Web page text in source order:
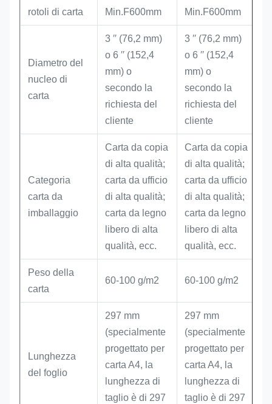
rotoli di carta
Min.F600mm
Min.F600mm
Diametro del
nucleo di
carta
3 ′′ (76,2 mm)
o 6 ′′ (152,4
mm) o
secondo la
richiesta del
cliente
3 ′′ (76,2 mm)
o 6 ′′ (152,4
mm) o
secondo la
richiesta del
cliente
Categoria
carta da
imballaggio
Carta da copia
di alta qualità;
carta da ufficio
di alta qualità;
carta da legno
libero di alta
qualità, ecc.
Carta da copia
di alta qualità;
carta da ufficio
di alta qualità;
carta da legno
libero di alta
qualità, ecc.
Peso della
carta
60-100 g/m2 60-100 g/m2
Lunghezza
del foglio
297 mm
(specialmente
progettato per
carta A4, la
lunghezza di
taglio è di 297
297 mm
(specialmente
progettato per
carta A4, la
lunghezza di
taglio è di 297